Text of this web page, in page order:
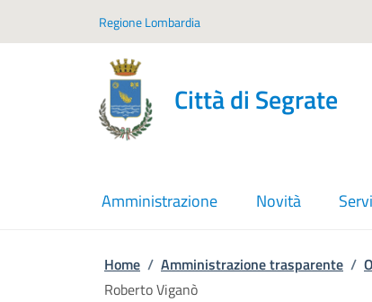
Regione Lombardia
Città di Segrate
Amministrazione Novità
Home / Amministrazione trasparente /
Roberto Viganò